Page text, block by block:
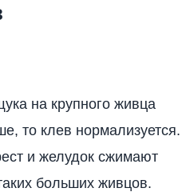
на крупного живца
то клев нормализуется.
и желудок сжимают
больших живцов.